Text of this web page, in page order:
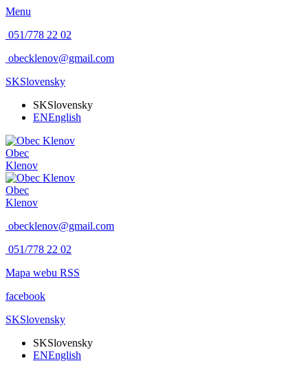
Menu
051/778 22 02
obecklenov@gmail.com
SKSlovensky
SKSlovensky
ENEnglish
Obec
Klenov
Obec
Klenov
obecklenov@gmail.com
051/778 22 02
Mapa webu RSS
facebook
SKSlovensky
SKSlovensky
ENEnglish